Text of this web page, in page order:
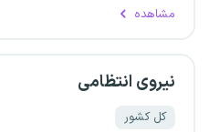
مشاهده
نیروی انتظامی
کل کشور